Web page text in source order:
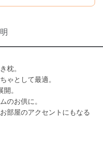
枕。
ゃとして最適。
。
のお供に。
部屋のアクセントにもなる